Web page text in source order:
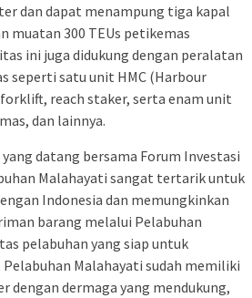
dan dapat menampung tiga kapal
muatan 300 TEUs petikemas
ini juga didukung dengan peralatan
seperti satu unit HMC (Harbour
reach staker, serta enam unit
dan lainnya.
datang bersama Forum Investasi
Malahayati sangat tertarik untuk
Indonesia dan memungkinkan
barang melalui Pelabuhan
pelabuhan yang siap untuk
Malahayati sudah memiliki
dengan dermaga yang mendukung,